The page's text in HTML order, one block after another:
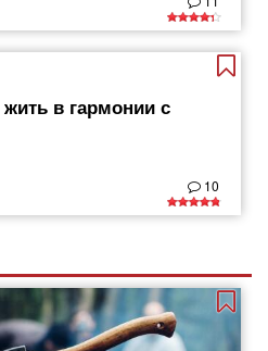
в гармонии с
10